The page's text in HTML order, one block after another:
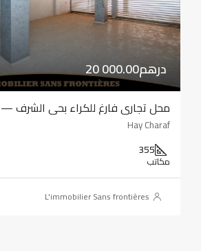
20 000.00درهم
محل تجاري فارغ للكراء بحي الشرف — 355 متر مربع
Hay Charaf
355
مكاتب
L'immobilier Sans frontières